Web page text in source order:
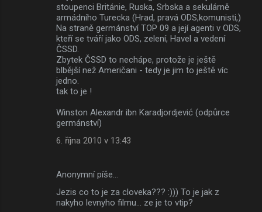
stoupenci Británie, Ruska, Srbska a sekulárně
armádního Turecka (Hrad, pravá ODS,komunisti,)
Na straně germánství TOP 09 a její agenti v ODS,
kteří se tváří jako ODS, zelení, Havel a vedení
ČSSD.
Zbytek ČSSD to nechápe, protože je ještě
blbější než Američani - tedy je jim to ještě víc
jedno.
tak to je !
Winston Alexandr ibn Karadjordjević (odpůrce
germánství)
6. října 2010 v 13:43
Anonymní píše…
Jezis co to je za cloveka??? :))) To je jak z
nakyho levnyho filmu... ze je to vtip?